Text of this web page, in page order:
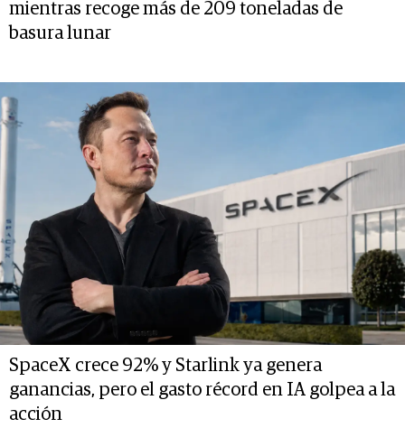
mientras recoge más de 209 toneladas de
basura lunar
SpaceX crece 92% y Starlink ya genera
ganancias, pero el gasto récord en IA golpea a la
acción